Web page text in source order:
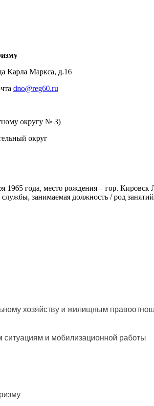
Карла Маркса, д.16
dno@reg60.ru
округу № 3)
округ
года, место рождения – гор.
службы, занимаемая должность / род
хозяйству и жилищным
и мобилизационной работы